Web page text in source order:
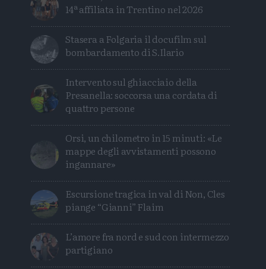
14ª affiliata in Trentino nel 2026
Stasera a Folgaria il docufilm sul
bombardamento di S.Ilario
Intervento sul ghiacciaio della
Presanella: soccorsa una cordata di
quattro persone
Orsi, un chilometro in 15 minuti: «Le
mappe degli avvistamenti possono
ingannare»
Escursione tragica in val di Non, Cles
piange “Gianni” Flaim
L’amore fra nord e sud con intermezzo
partigiano